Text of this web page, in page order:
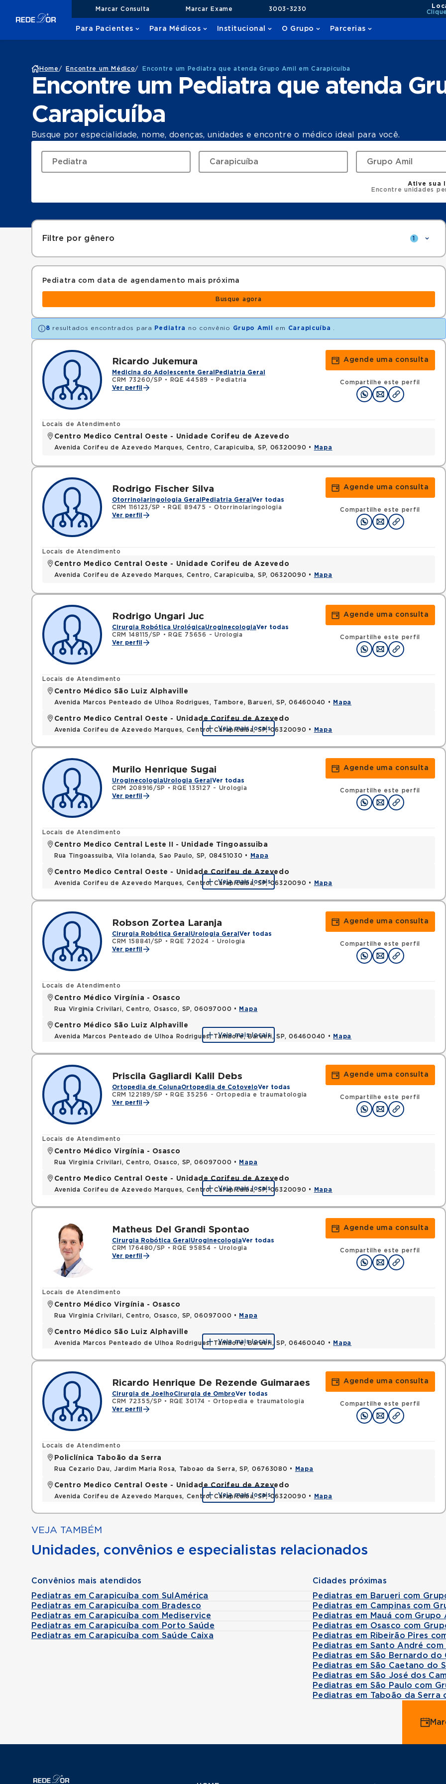
Marcar Consulta Marcar Exame 3003-3230
Para Pacientes Para Médicos Institucional O Grupo Parcerias
Home / Encontre um Médico/ Encontre um Pediatra que atenda Grupo Amil em Carapicuíba
Encontre um Pediatra que atenda
Carapicuíba
Busque por especialidade, nome, doenças, unidades e encontre o médico ideal para você.
Ative sua
Encontre unidades
Filtre por gênero 1
Pediatra com data de agendamento mais próxima
Busque agora
8 resultados encontrados para Pediatra no convênio Grupo Amil em Carapicuíba
Ricardo Jukemura
Medicina do Adolescente Geral Pediatria Geral
CRM 73260/SP •
RQE 44589 - Pediatria
Ver perfil
Agende uma consulta
Compartilhe este perfil
Locais de Atendimento
Centro Medico Central Oeste - Unidade Corifeu de Azevedo
Avenida Corifeu de Azevedo Marques, Centro, Carapicuiba, SP, 06320090 • Mapa
Rodrigo Fischer Silva
Otorrinolaringologia Geral Pediatria Geral Ver todas
CRM 116123/SP
•
RQE 89475 - Otorrinolaringologia
Ver perfil
Agende uma consulta
Compartilhe este perfil
Locais de Atendimento
Centro Medico Central Oeste - Unidade Corifeu de Azevedo
Avenida Corifeu de Azevedo Marques, Centro, Carapicuiba, SP, 06320090 • Mapa
Rodrigo Ungari Juc
Cirurgia Robótica UrológicaUroginecologiaVer todas
CRM 148115/SP
•
RQE 75656 - Urologia
Ver perfil
Agende uma consulta
Compartilhe este perfil
Locais de Atendimento
Centro Médico São Luiz Alphaville
Avenida Marcos Penteado de Ulhoa Rodrigues, Tambore, Barueri, SP, 06460040 • Mapa
Centro Medico Central Oeste - Unidade Corifeu de Azevedo
Avenida Corifeu de Azevedo Marques, Centro, Carapicuiba, SP, 06320090 • Mapa
Veja mais locais
Murilo Henrique Sugai
UroginecologiaUrologia Geral Ver todas
CRM 208916/SP
•
RQE 135127 - Urologia
Ver perfil
Agende uma consulta
Compartilhe este perfil
Locais de Atendimento
Centro Medico Central Leste II - Unidade Tingoassuiba
Rua Tingoassuiba, Vila Iolanda, Sao Paulo, SP, 08451030 • Mapa
Centro Medico Central Oeste - Unidade Corifeu de Azevedo
Avenida Corifeu de Azevedo Marques, Centro, Carapicuiba, SP, 06320090 • Mapa
Veja mais locais
Robson Zortea Laranja
Cirurgia Robótica Geral Urologia Geral Ver todas
CRM 158841/SP
•
RQE 72024 - Urologia
Ver perfil
Agende uma consulta
Compartilhe este perfil
Locais de Atendimento
Centro Médico Virgínia - Osasco
Rua Virginia Crivilari, Centro, Osasco, SP, 06097000 • Mapa
Centro Médico São Luiz Alphaville
Avenida Marcos Penteado de Ulhoa Rodrigues, Tambore, Barueri, SP, 06460040 • Mapa
Veja mais locais
Priscila Gagliardi Kalil Debs
Ortopedia de ColunaOrtopedia de CotoveloVer todas
CRM 122189/SP
•
RQE 35256 - Ortopedia e traumatologia
Ver perfil
Agende uma consulta
Compartilhe este perfil
Locais de Atendimento
Centro Médico Virgínia - Osasco
Rua Virginia Crivilari, Centro, Osasco, SP, 06097000 • Mapa
Centro Medico Central Oeste - Unidade Corifeu de Azevedo
Avenida Corifeu de Azevedo Marques, Centro, Carapicuiba, SP, 06320090 • Mapa
Veja mais locais
Matheus Del Grandi Spontao
Cirurgia Robótica Geral UroginecologiaVer todas
CRM 176480/SP
•
RQE 95854 - Urologia
Ver perfil
Agende uma consulta
Compartilhe este perfil
Locais de Atendimento
Centro Médico Virgínia - Osasco
Rua Virginia Crivilari, Centro, Osasco, SP, 06097000 • Mapa
Centro Médico São Luiz Alphaville
Avenida Marcos Penteado de Ulhoa Rodrigues, Tambore, Barueri, SP, 06460040 • Mapa
Veja mais locais
Ricardo Henrique De Rezende Guimaraes
Cirurgia de JoelhoCirurgia de OmbroVer todas
CRM 72355/SP •
RQE 30174 - Ortopedia e traumatologia
Ver perfil
Agende uma consulta
Compartilhe este perfil
Locais de Atendimento
Policlínica Taboão da Serra
Rua Cezario Dau, Jardim Maria Rosa, Taboao da Serra, SP, 06763080 • Mapa
Centro Medico Central Oeste - Unidade Corifeu de Azevedo
Avenida Corifeu de Azevedo Marques, Centro, Carapicuiba, SP, 06320090 • Mapa
Veja mais locais
VEJA TAMBÉM
Unidades, convênios e especialistas relacionados
Convênios mais atendidos
Pediatras em Carapicuíba com SulAmérica
Pediatras em Carapicuíba com Bradesco
Pediatras em Carapicuíba com Mediservice
Pediatras em Carapicuíba com Porto Saúde
Pediatras em Carapicuíba com Saúde Caixa
Cidades próximas
Pediatras em Barueri com
Pediatras em Campinas com
Pediatras em Mauá com Grupo
Pediatras em Osasco com
Pediatras em Ribeirão Pires
Pediatras em Santo André com
Pediatras em São Bernardo do
Pediatras em São Caetano do
Pediatras em São José dos
Pediatras em São Paulo com
Pediatras em Taboão da Serra